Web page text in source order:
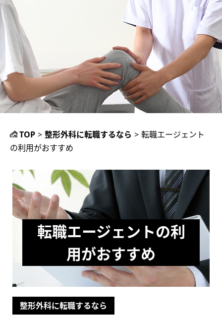
TOP > 整形外科に転職するなら > 転職エージェント
の利用がおすすめ
転職エージェントの利
用がおすすめ
整形外科に転職するなら